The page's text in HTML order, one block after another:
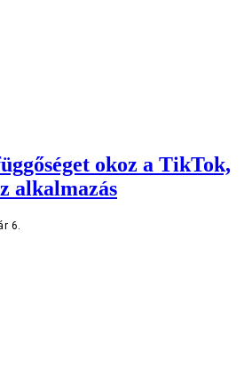
okoz a TikTok,
alkalmazás
6.